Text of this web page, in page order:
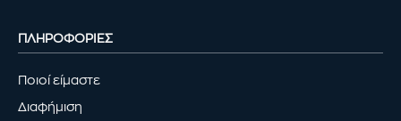
ΠΛΗΡΟΦΟΡΙΕΣ
Ποιοί είμαστε
Διαφήμιση